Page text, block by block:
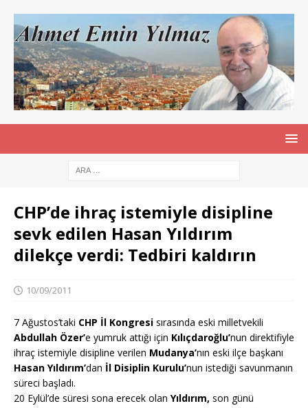
CHP’de ihraç istemiyle disipline
sevk edilen Hasan Yıldırım
dilekçe verdi: Tedbiri kaldırın
10/09/2011
7 Ağustos’taki CHP İl Kongresi sırasında eski milletvekili
Abdullah Özer’e yumruk attığı için Kılıçdaroğlu’nun direktifiyle
ihraç istemiyle disipline verilen Mudanya’nın eski ilçe başkanı
Hasan Yıldırım’dan İl Disiplin Kurulu’nun istediği savunmanın
süreci başladı.
20 Eylül’de süresi sona erecek olan Yıldırım, son günü